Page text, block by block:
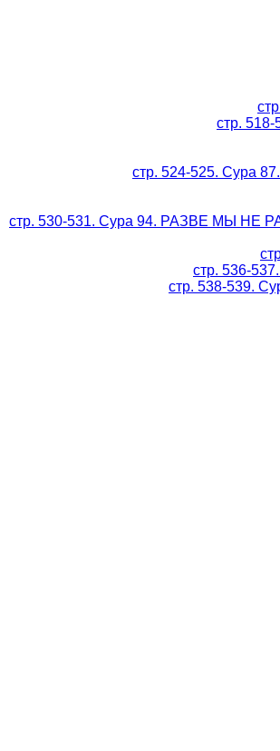
стр.
стр. 524-525.
стр. 530-531. Сура 94. РАЗВЕ МЫ
стр. 536-
стр. 538-539.